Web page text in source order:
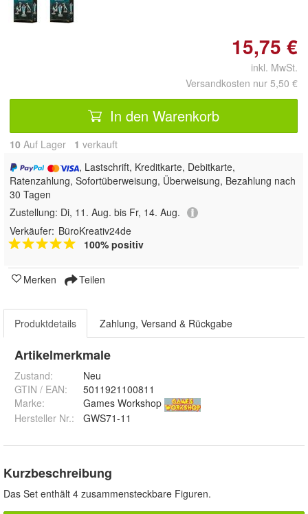
15,75 €
inkl. MwSt.
Versandkosten nur 5,50 €
In den Warenkorb
10 Auf Lager 1 verkauft
, Lastschrift, Kreditkarte, Debitkarte,
Ratenzahlung, Sofortüberweisung, Überweisung, Bezahlung nach
30 Tagen
Zustellung: Di, 11. Aug. bis Fr, 14. Aug.
Verkäufer: BüroKreativ24de
100% positiv
Merken Teilen
Produktdetails Zahlung, Versand & Rückgabe
Artikelmerkmale
Zustand:
Neu
GTIN / EAN:
5011921100811
Marke:
Games Workshop
Hersteller Nr.:
GWS71-11
Kurzbeschreibung
Das Set enthält 4 zusammensteckbare Figuren.